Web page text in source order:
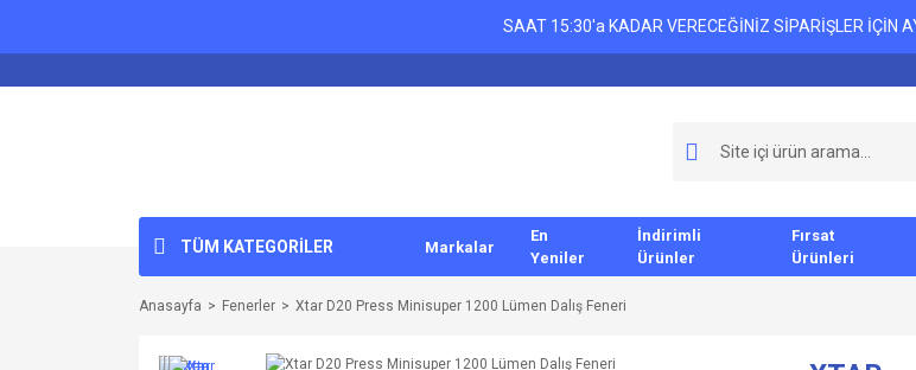
SAAT 15:30'a KADAR VERECEĞİNİZ SİPARİŞLER İÇİN
TÜM KATEGORİLER Markalar
En
Yeniler
İndirimli
Ürünler
Fırsat
Ürünleri
Anasayfa Fenerler Xtar D20 Press Minisuper 1200 Lümen Dalış Feneri